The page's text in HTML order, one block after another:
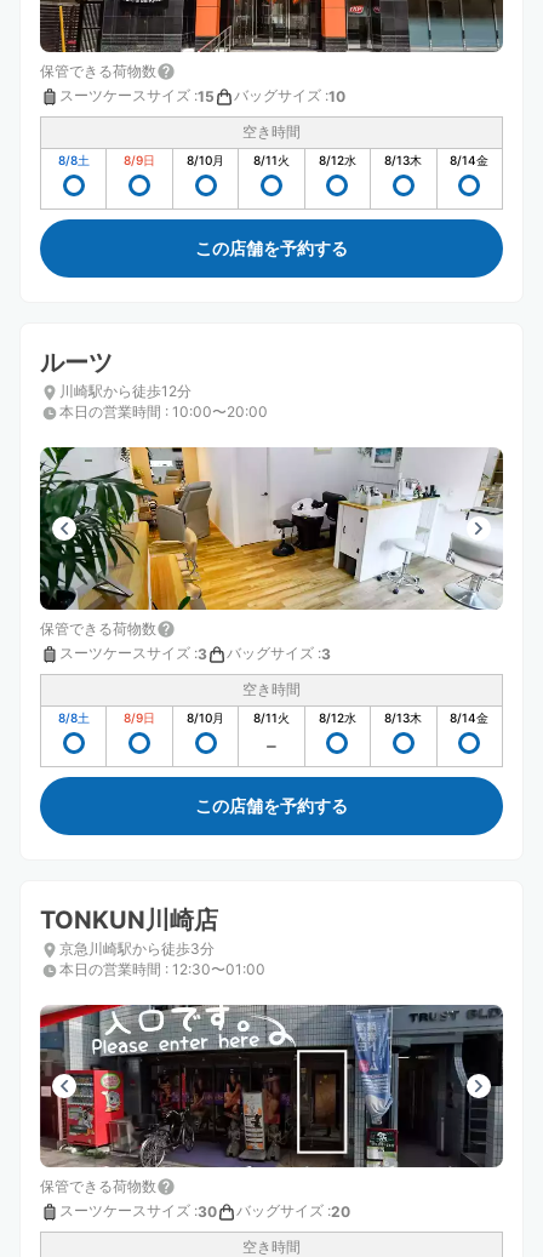
保管できる荷物数
スーツケースサイズ :15 バッグサイズ :10
空き時間
8/8土 8/9日 8/10月 8/11火 8/12水 8/13木 8/14金
この店舗を予約する
ルーツ
川崎駅から徒歩12分
本日の営業時間 : 10:00〜20:00
保管できる荷物数
スーツケースサイズ :3 バッグサイズ :3
空き時間
8/8土 8/9日 8/10月 8/11火 8/12水 8/13木 8/14金
この店舗を予約する
TONKUN川崎店
京急川崎駅から徒歩3分
本日の営業時間 : 12:30〜01:00
保管できる荷物数
スーツケースサイズ :30 バッグサイズ :20
空き時間